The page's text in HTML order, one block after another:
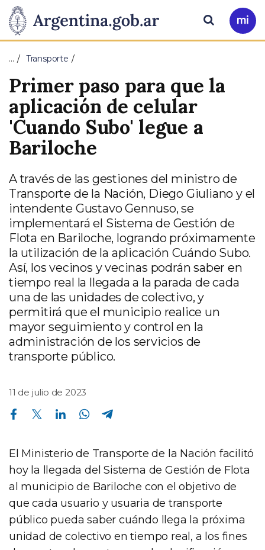
Presidencia
de
la
Nación
Pasar al contenido principal
Ir
a
Buscar
… Transporte
Primer paso para que la
aplicación de celular
'Cuando Subo' legue a
Bariloche
A través de las gestiones del ministro de
Transporte de la Nación, Diego Giuliano y el
intendente Gustavo Gennuso, se
implementará el Sistema de Gestión de
Flota en Bariloche, logrando próximamente
la utilización de la aplicación Cuándo Subo.
Así, los vecinos y vecinas podrán saber en
tiempo real la llegada a la parada de cada
una de las unidades de colectivo, y
permitirá que el municipio realice un
mayor seguimiento y control en la
administración de los servicios de
transporte público.
11 de julio de 2023
Compartir en Facebook Compartir en Twitter Compartir en Linkedin Compartir en Whatsapp
El Ministerio de Transporte de la Nación facilitó
hoy la llegada del Sistema de Gestión de Flota
al municipio de Bariloche con el objetivo de
que cada usuario y usuaria de transporte
público pueda saber cuándo llega la próxima
unidad de colectivo en tiempo real, a los fines